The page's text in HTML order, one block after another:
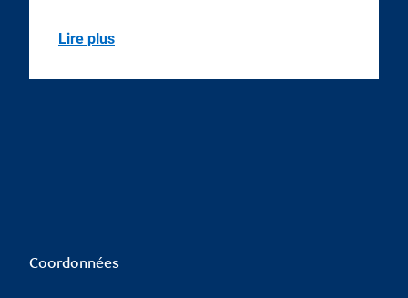
Lire plus
Coordonnées